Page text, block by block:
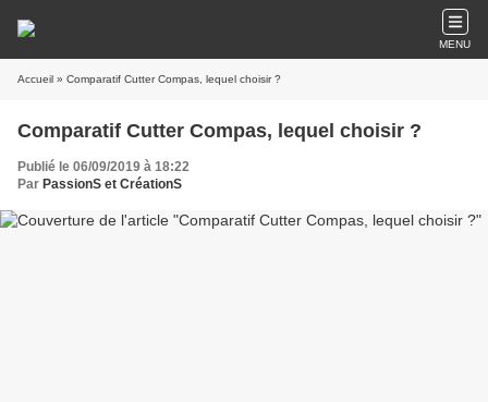
MENU
Accueil » Comparatif Cutter Compas, lequel choisir ?
Comparatif Cutter Compas, lequel choisir ?
Publié le 06/09/2019 à 18:22
Par PassionS et CréationS